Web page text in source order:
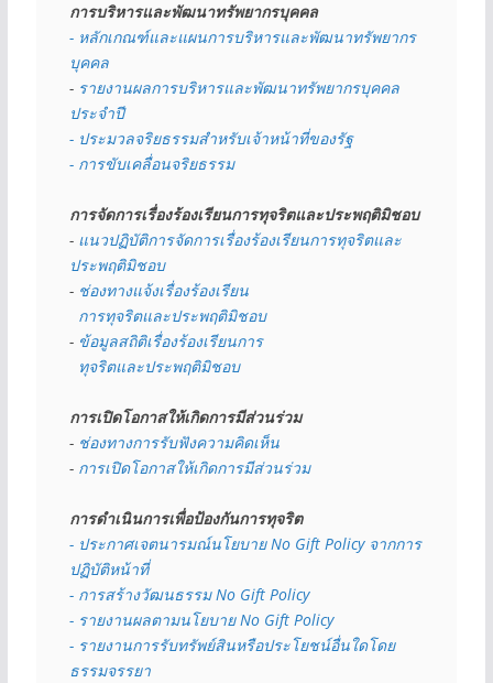
การบริหารและพัฒนาทรัพยากรบุคคล
- หลักเกณฑ์และแผนการบริหารและพัฒนาทรัพยากร
บุคคล
- รายงานผลการบริหารและพัฒนาทรัพยากรบุคคล
ประจำปี
- ประมวลจริยธรรมสำหรับเจ้าหน้าที่ของรัฐ
- การขับเคลื่อนจริยธรรม
การจัดการเรื่องร้องเรียนการทุจริตและประพฤติมิชอบ
- แนวปฏิบัติการจัดการเรื่องร้องเรียนการทุจริตและ
ประพฤติมิชอบ
- ช่องทางแจ้งเรื่องร้องเรียน
  การทุจริตและประพฤติมิชอบ
- ข้อมูลสถิติเรื่องร้องเรียนการ
  ทุจริตและประพฤติมิชอบ
การเปิดโอกาสให้เกิดการมีส่วนร่วม
- ช่องทางการรับฟังความคิดเห็น
- การเปิดโอกาสให้เกิดการมีส่วนร่วม
การดำเนินการเพื่อป้องกันการทุจริต
- ประกาศเจตนารมณ์นโยบาย No Gift Policy จากการ
ปฏิบัติหน้าที่
- การสร้างวัฒนธรรม No Gift Policy
- รายงานผลตามนโยบาย No Gift Policy
- รายงานการรับทรัพย์สินหรือประโยชน์อื่นใดโดย
ธรรมจรรยา